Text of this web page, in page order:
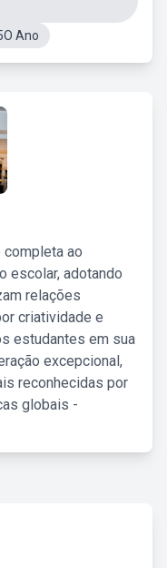
Ano
completa ao
escolar, adotando
relações
criatividade e
estudantes em sua
excepcional,
reconhecidas por
globais -